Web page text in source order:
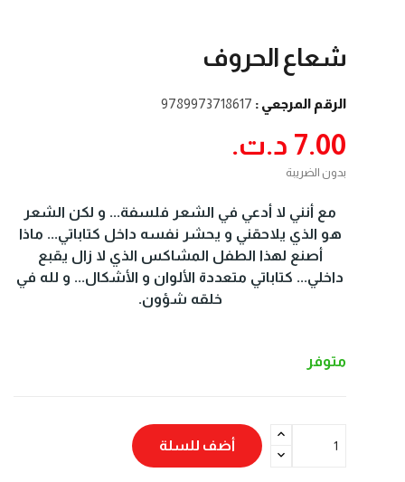
شعاع الحروف
الرقم المرجعي : 9789973718617
7.00 د.ت.‏
بدون الضريبة
مع أنني لا أدعي في الشعر فلسفة... و لكن الشعر
هو الذي يلاحقني و يحشر نفسه داخل كتاباتي... ماذا
أصنع لهذا الطفل المشاكس الذي لا زال يقبع
داخلي... كتاباتي متعددة الألوان و الأشكال... و لله في
خلقه شؤون.
متوفر
أضف للسلة